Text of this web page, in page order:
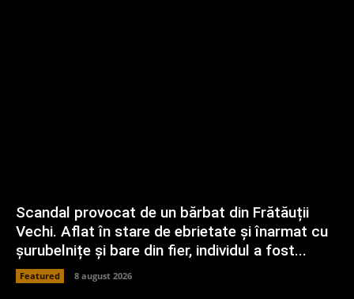
Scandal provocat de un bărbat din Frătăuții
Vechi. Aflat în stare de ebrietate și înarmat cu
șurubelnițe și bare din fier, individul a fost...
Featured 8 august 2026